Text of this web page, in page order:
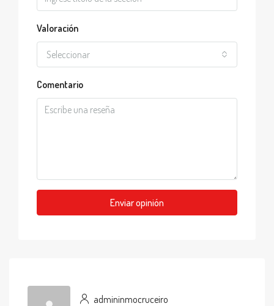
Valoración
Seleccionar
Comentario
Enviar opinión
admininmocruceiro